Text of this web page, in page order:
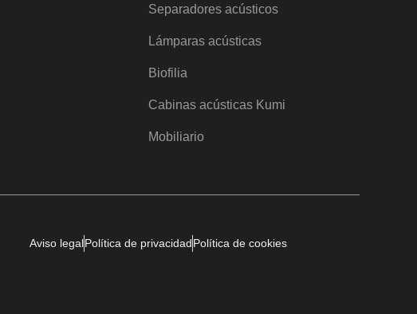
Separadores acústicos
Lámparas acústicas
Biofilia
Cabinas acústicas Kumi
Mobiliario
Aviso legalPolítica de privacidadPolítica de cookies